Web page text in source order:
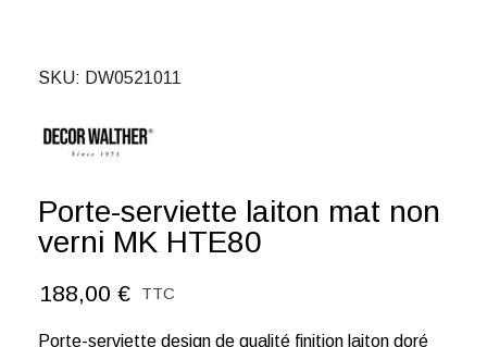
SKU DW0521011
Porte-serviette laiton mat non
verni MK HTE80
188,00 € TTC
Porte-serviette design de qualité finition laiton doré